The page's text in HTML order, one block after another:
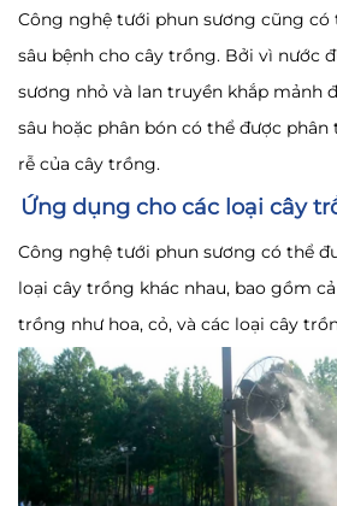
Công nghệ tưới phun sương cũng
sâu bệnh cho cây trồng. Bởi vì nước
sương nhỏ và lan truyền khắp mảnh
sâu hoặc phân bón có thể được phân
rễ của cây trồng.
Ứng dụng cho các loại cây
Công nghệ tưới phun sương có thể
loại cây trồng khác nhau, bao gồm
trồng như hoa, cỏ, và các loại cây